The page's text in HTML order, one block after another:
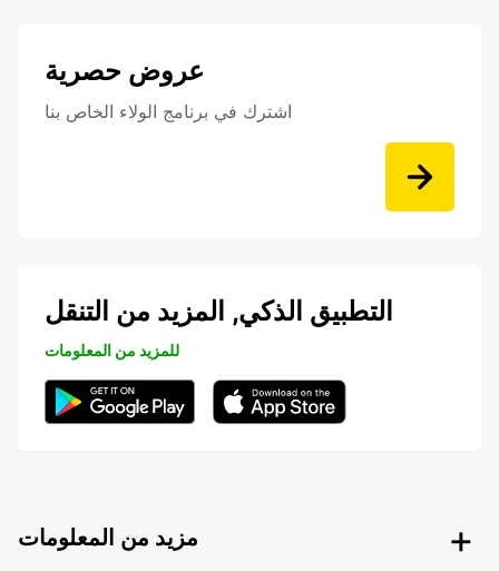
عروض حصرية
اشترك في برنامج الولاء الخاص بنا
التطبيق الذكي, المزيد من التنقل
للمزيد من المعلومات
مزيد من المعلومات